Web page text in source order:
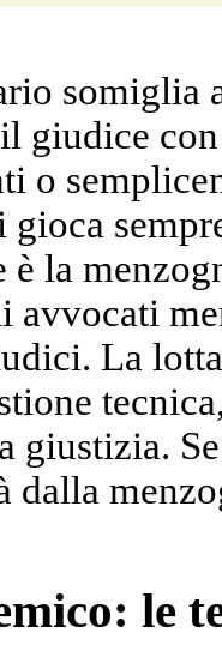
somiglia
giudice
o
gioca
è la
avvocati
La
giustizia.
dalla
le